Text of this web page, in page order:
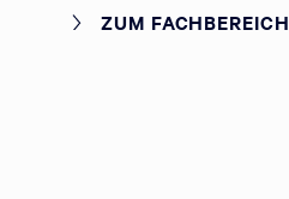
ZUM FACHBEREICH